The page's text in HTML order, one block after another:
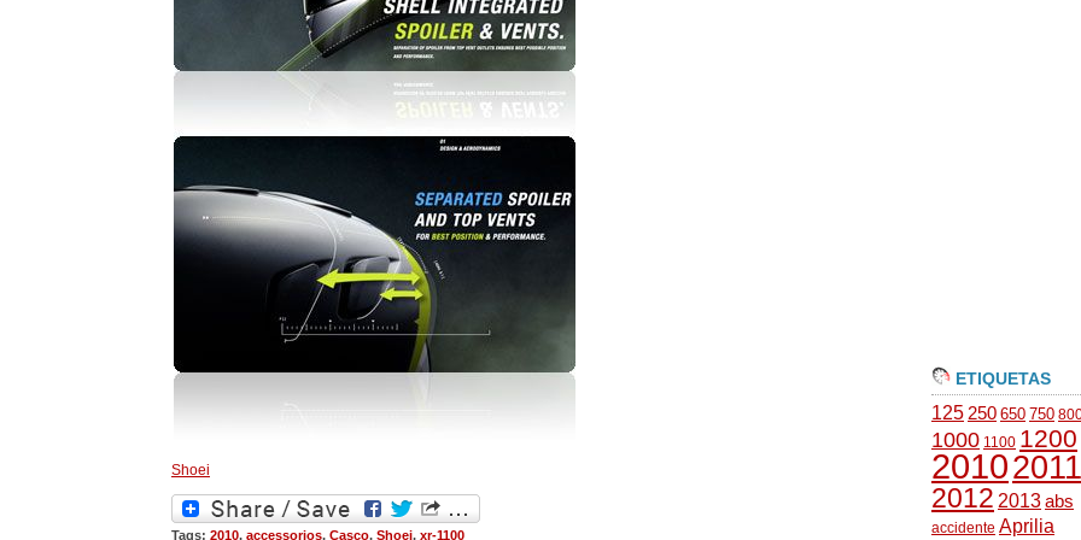
Shoei
Tags: 2010, accessorios, Casco, Shoei, xr-1100
ETIQUETAS
125 250 650 750
1000 1100 1200
20102011
2012 2013abs
accidente Aprilia